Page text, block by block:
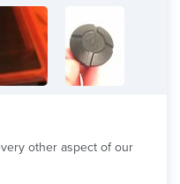
other aspect of our